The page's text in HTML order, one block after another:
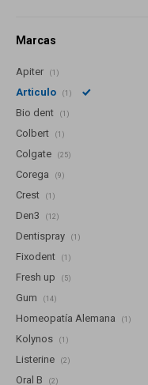
Marcas
Apiter (1)
Articulo (1)
Bio dent (1)
Colbert (1)
Colgate (25)
Corega (9)
Crest (1)
Den3 (12)
Dentispray (1)
Fixodent (1)
Fresh up (5)
Gum (14)
Homeopatía Alemana (1)
Kolynos (1)
Listerine (2)
Oral B (2)